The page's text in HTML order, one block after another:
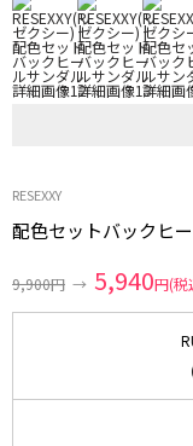
RESEXXY
配色セットバックヒ
9,900円 → 5,940円(税